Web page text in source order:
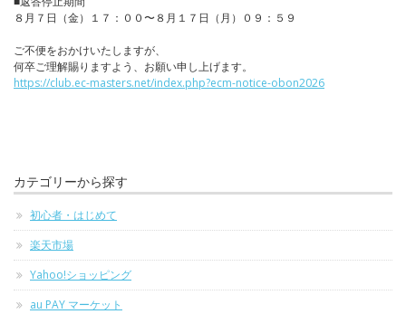
８月７日（金）１７：００〜８月１７日（月）０９：５９
ご不便をおかけいたしますが、
何卒ご理解賜りますよう、お願い申し上げます。
https://club.ec-masters.net/index.php?ecm-notice-obon2026
カテゴリーから探す
初心者・はじめて
楽天市場
Yahoo!ショッピング
au PAY マーケット